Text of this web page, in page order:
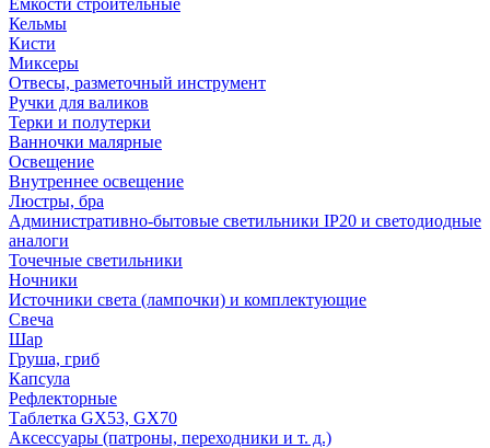
Ёмкости строительные
Кельмы
Кисти
Миксеры
Отвесы, разметочный инструмент
Ручки для валиков
Терки и полутерки
Ванночки малярные
Освещение
Внутреннее освещение
Люстры, бра
Административно-бытовые светильники IP20 и светодиодные
аналоги
Точечные светильники
Ночники
Источники света (лампочки) и комплектующие
Свеча
Шар
Груша, гриб
Капсула
Рефлекторные
Таблетка GX53, GX70
Аксессуары (патроны, переходники и т. д.)